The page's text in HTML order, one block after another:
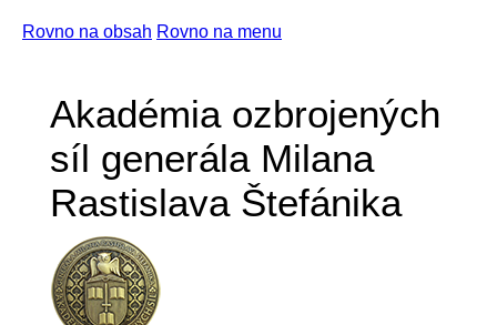
Rovno na obsah Rovno na menu
Akadémia ozbrojených
síl generála Milana
Rastislava Štefánika